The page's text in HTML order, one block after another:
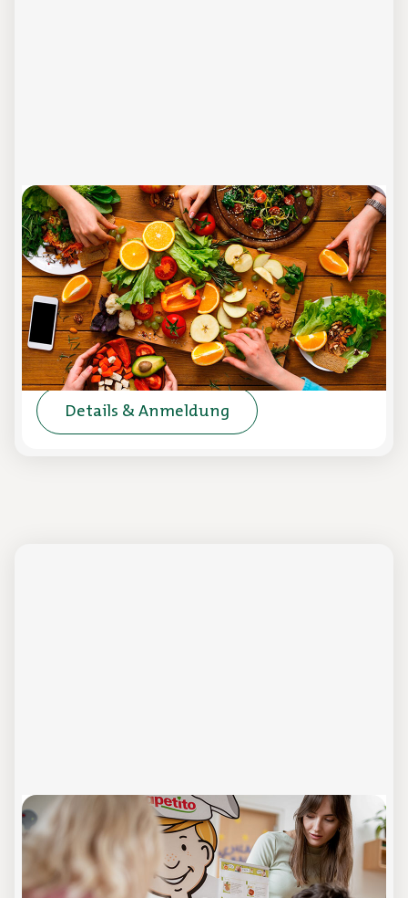
Vegetarische Ernährung
Online-Schulung
In dieser Online-Schulung setzen wir einen
Fokus auf die vegetarische Verpflegung und
die Umsetzung in der Mittagsverpflegung.
Details & Anmeldung
Tipps & Tricks zur
Speiseplangestaltung
Online-Schulung